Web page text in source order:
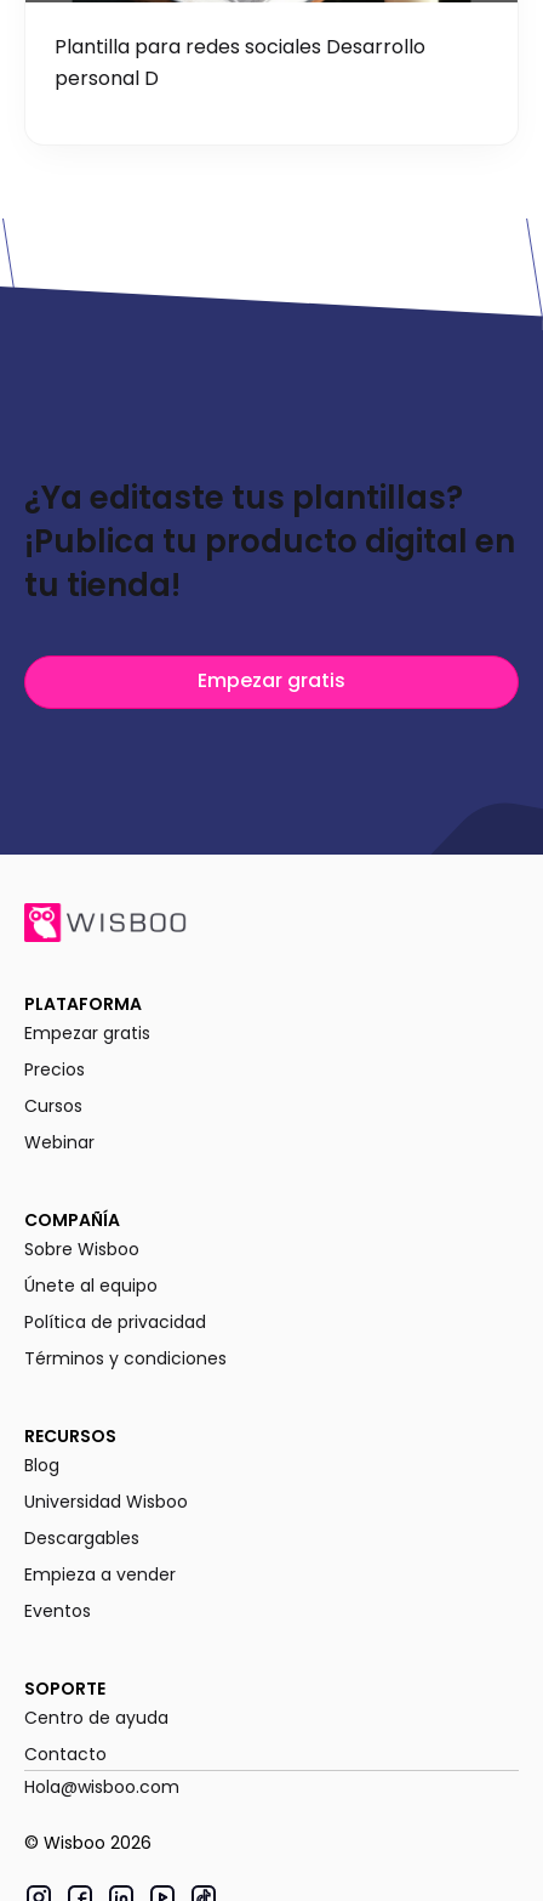
Plantilla para redes sociales Desarrollo
personal D
¿Ya editaste tus plantillas?
¡Publica tu producto digital en
tu tienda!
Empezar gratis
PLATAFORMA
Empezar gratis
Precios
Cursos
Webinar
COMPAÑÍA
Sobre Wisboo
Únete al equipo
Política de privacidad
Términos y condiciones
RECURSOS
Blog
Universidad Wisboo
Descargables
Empieza a vender
Eventos
SOPORTE
Centro de ayuda
Contacto
© Wisboo 2026
Hola@wisboo.com